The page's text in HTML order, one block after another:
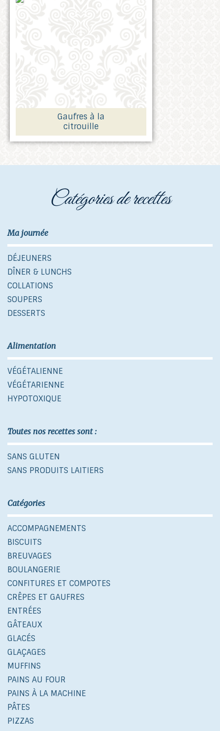
Gaufres à la
citrouille
catégories de recettes
Ma journée
DÉJEUNERS
DÎNER & LUNCHS
COLLATIONS
SOUPERS
DESSERTS
Alimentation
VÉGÉTALIENNE
VÉGÉTARIENNE
HYPOTOXIQUE
Toutes nos recettes sont :
SANS GLUTEN
SANS PRODUITS LAITIERS
Catégories
ACCOMPAGNEMENTS
BISCUITS
BREUVAGES
BOULANGERIE
CONFITURES ET COMPOTES
CRÊPES ET GAUFRES
ENTRÉES
GÂTEAUX
GLACÉS
GLAÇAGES
MUFFINS
PAINS AU FOUR
PAINS À LA MACHINE
PÂTES
PIZZAS